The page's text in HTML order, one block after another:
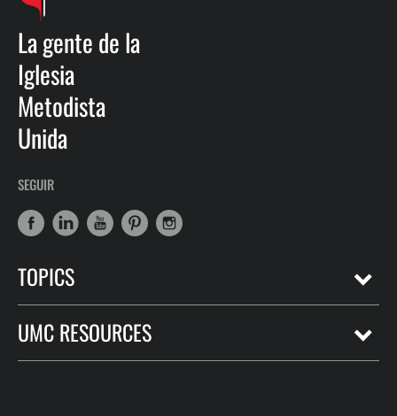
La gente de la
Iglesia
Metodista
Unida
SEGUIR
TOPICS
UMC RESOURCES